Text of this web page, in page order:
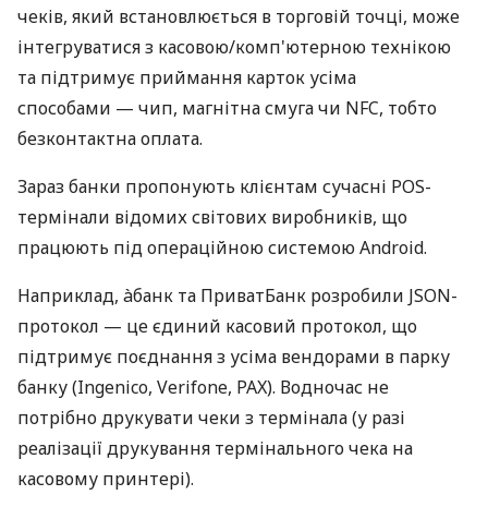
чеків, який встановлюється в торговій точці, може
інтегруватися з касовою/комп'ютерною технікою
та підтримує приймання карток усіма
способами — чип, магнітна смуга чи NFC, тобто
безконтактна оплата.
Зараз банки пропонують клієнтам сучасні POS-
термінали відомих світових виробників, що
працюють під операційною системою Android.
Наприклад, àбанк та ПриватБанк розробили JSON-
протокол — це єдиний касовий протокол, що
підтримує поєднання з усіма вендорами в парку
банку (Ingenico, Verifone, PAX). Водночас не
потрібно друкувати чеки з термінала (у разі
реалізації друкування термінального чека на
касовому принтері).